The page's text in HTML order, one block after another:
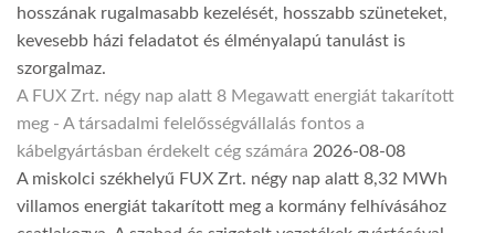
hosszának rugalmasabb kezelését, hosszabb szüneteket,
kevesebb házi feladatot és élményalapú tanulást is
szorgalmaz.
A FUX Zrt. négy nap alatt 8 Megawatt energiát takarított
meg - A társadalmi felelősségvállalás fontos a
kábelgyártásban érdekelt cég számára 2026-08-08
A miskolci székhelyű FUX Zrt. négy nap alatt 8,32 MWh
villamos energiát takarított meg a kormány felhívásához